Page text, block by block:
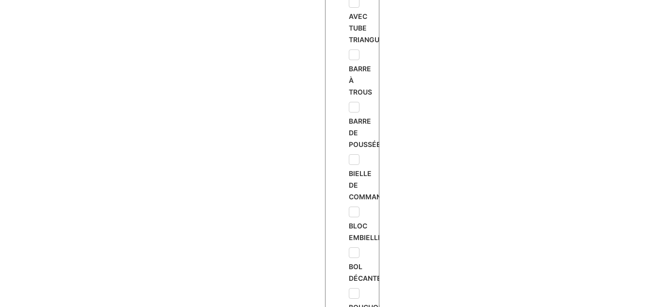
AVEC
TUBE
TRIANGULAIRE
BARRE
À
TROUS
BARRE
DE
POUSSÉE
BIELLE
DE
COMMANDE
BLOC
EMBIELLÉ
BOL
DÉCANTEUR